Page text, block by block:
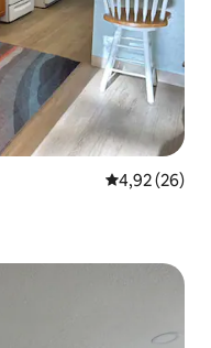
5 üzerinden
4,92 (26)
arasında